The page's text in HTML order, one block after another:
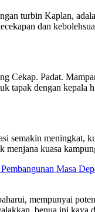
turbin Kaplan,
dan
Cekap. Padat.
tapak dengan
semakin
kuasa
Masa
mempunyai
benua ini